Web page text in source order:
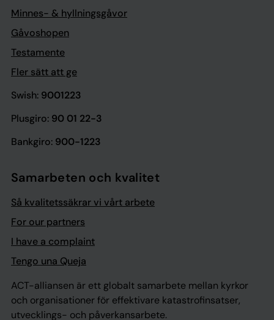
Minnes- & hyllningsgåvor
Gåvoshopen
Testamente
Fler sätt att ge
Swish: 9001223
Plusgiro: 90 01 22-3
Bankgiro: 900-1223
Samarbeten och kvalitet
Så kvalitetssäkrar vi vårt arbete
For our partners
I have a complaint
Tengo una Queja
ACT-alliansen är ett globalt samarbete mellan kyrkor
och organisationer för effektivare katastrofinsatser,
utvecklings- och påverkansarbete.